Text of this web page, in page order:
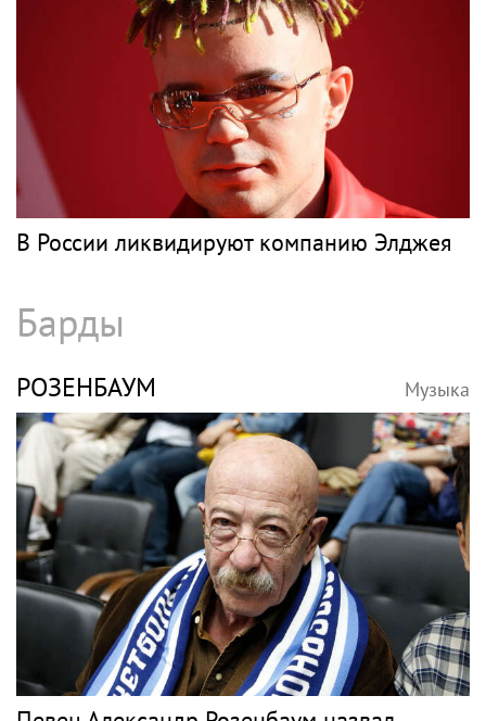
В России ликвидируют компанию Элджея
Барды
РОЗЕНБАУМ Музыка